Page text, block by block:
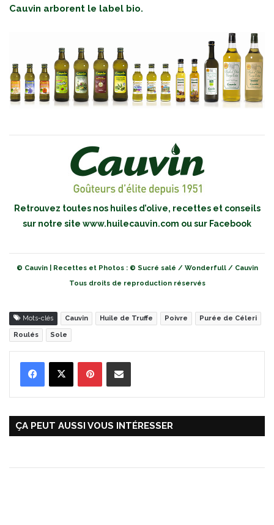
Cauvin arborent le label bio.
Retrouvez toutes nos huiles d’olive, recettes et conseils
sur notre site www.huilecauvin.com ou sur Facebook
© Cauvin | Recettes et Photos : © Sucré salé / Wonderfull / Cauvin
Tous droits de reproduction réservés
Mots-clés Cauvin Huile de Truffe Poivre Purée de Céleri
Roulés Sole
ÇA PEUT AUSSI VOUS INTÉRESSER